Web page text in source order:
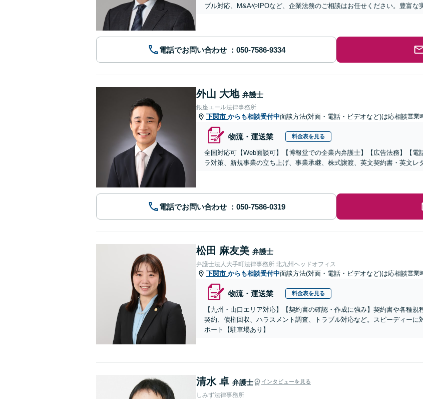
ブル対応、M&AやIPOなど、企業法務のご相談はお任せください。豊富な
電話でお問い合わせ
外山 大地 弁護士
銀座エール法律事務所
下関市 からも相談受付中面談方法(対面・電話・ビデオなど)は応相談営業
物流・運送業 料金表を見る
全国対応可【Web面談可】【博報堂での企業内弁護士】【広告法務】【電
ラ対策、新規事業の立ち上げ、事業承継、株式譲渡、英文契約書・英文レ
電話でお問い合わせ
松田 麻友美 弁護士
弁護士法人大手町法律事務所 北九州ヘッドオフィス
下関市 からも相談受付中面談方法(対面・電話・ビデオなど)は応相談営業
物流・運送業 料金表を見る
【九州・山口エリア対応】【契約書の確認・作成に強み】契約書や各種
契約、債権回収、ハラスメント調査、トラブル対応など。スピーディー
ポート【駐車場あり】
清水 卓 弁護士 インタビューを見る
しみず法律事務所